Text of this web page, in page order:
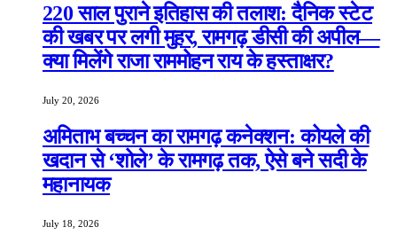
220 साल पुराने इतिहास की तलाश: दैनिक स्टेट
की खबर पर लगी मुहर, रामगढ़ डीसी की अपील—
क्या मिलेंगे राजा राममोहन राय के हस्ताक्षर?
July 20, 2026
अमिताभ बच्चन का रामगढ़ कनेक्शन: कोयले की
खदान से ‘शोले’ के रामगढ़ तक, ऐसे बने सदी के
महानायक
July 18, 2026